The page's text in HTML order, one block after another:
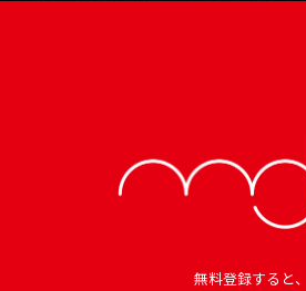
無料登録すると、